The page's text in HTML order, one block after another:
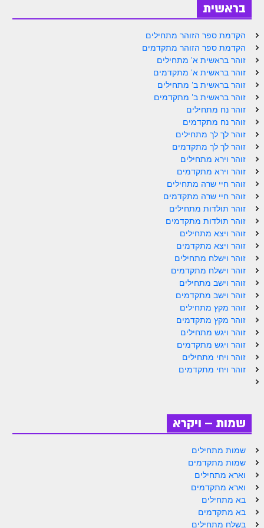
זוהר נשא למתחילים
זוהר נשא למתקדמים
זוהר בהעלותך למתחילים
זוהר בהעלותך למתקדמים
זוהר שלח לך למתחילים
זוהר שלח לך למתקדמים
זוהר קורח למתחילים
חוקת למתחילים
חוקת מתקדמים
זוהר בלק למתחילים
זוהר בלק למתקדמים
זוהר פנחס למתחילים
זוהר פנחס למתקדמים
ספר הזוהר – דברים
זוהר ואתחנן למתקדמים
זוהר עקב מתחילים
זהר שופטים מתחילים
זהר שופטים מתקדמים
זוהר כי תצא מתחילים
זוהר כי תצא מתקדמים
זוהר וילך השקפה
בראשית
הקדמת ספר הזוהר מתחילים
הקדמת ספר הזוהר מתקדמים
זוהר בראשית א' מתחילים
זוהר בראשית א' מתקדמים
זוהר בראשית ב' מתחילים
זוהר בראשית ב' מתקדמים
זוהר נח מתחילים
זוהר נח מתקדמים
זוהר לך לך מתחילים
זוהר לך לך מתקדמים
זוהר וירא מתחילים
זוהר וירא מתקדמים
זוהר חיי שרה מתחילים
זוהר חיי שרה מתקדמים
זוהר תולדות מתחילים
זוהר תולדות מתקדמים
זוהר ויצא מתחילים
זוהר ויצא מתקדמים
זוהר וישלח מתחילים
זוהר וישלח מתקדמים
זוהר וישב מתחילים
זוהר וישב מתקדמים
זוהר מקץ מתחילים
זוהר מקץ מתקדמים
זוהר ויגש מתחילים
זוהר ויגש מתקדמים
זוהר ויחי מתחילים
זוהר ויחי מתקדמים
שמות – ויקרא
שמות מתחילים
שמות מתקדמים
וארא מתחילים
וארא מתקדמים
בא מתחילים
בא מתקדמים
בשלח מתחילים